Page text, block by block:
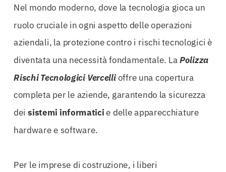
Nel mondo moderno, dove la tecnologia gioca un
ruolo cruciale in ogni aspetto delle operazioni
aziendali, la protezione contro i rischi tecnologici è
diventata una necessità fondamentale. LaPolizza
Rischi Tecnologici Vercellioffre una copertura
completa per le aziende, garantendo la sicurezza
deisistemi informaticie delle apparecchiature
hardware e software.
Per le imprese di costruzione, i liberi